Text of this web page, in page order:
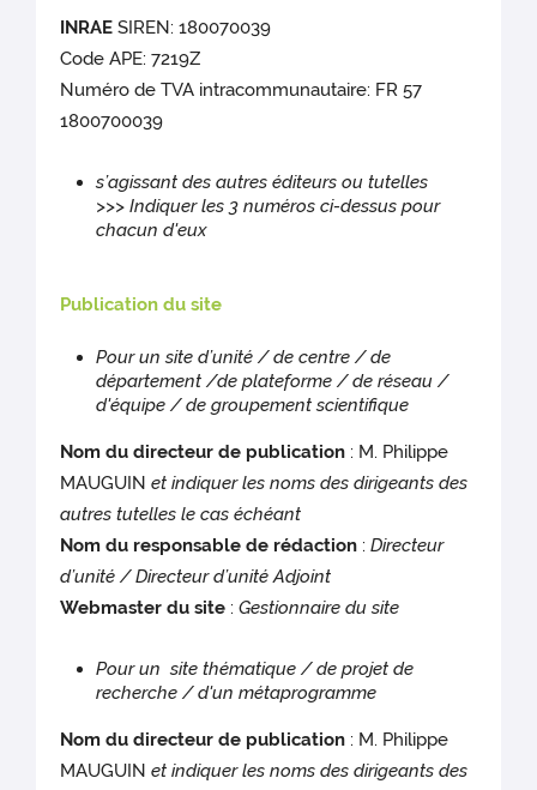
INRAE SIREN: 180070039
Code APE: 7219Z
Numéro de TVA intracommunautaire: FR 57
1800700039
s’agissant des autres éditeurs ou tutelles
>>> Indiquer les 3 numéros ci-dessus pour
chacun d'eux
Publication du site
Pour un site d’unité / de centre / de
département /de plateforme / de réseau /
d'équipe / de groupement scientifique
Nom du directeur de publication : M. Philippe
MAUGUINet indiquer les noms des dirigeants des
autres tutelles le cas échéant
Nom du responsable de rédaction :Directeur
d’unité / Directeur d’unité Adjoint
Webmaster du site : Gestionnaire du site
Pour un site thématique / de projet de
recherche / d'un métaprogramme
Nom du directeur de publication : M. Philippe
MAUGUINet indiquer les noms des dirigeants des